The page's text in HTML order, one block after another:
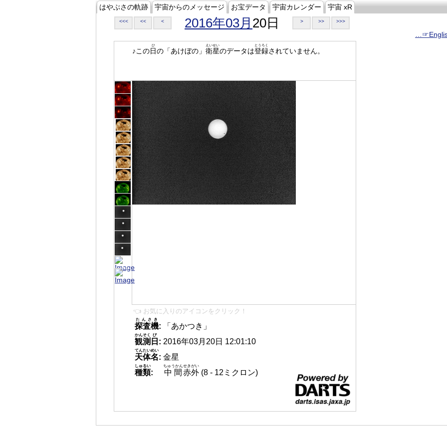
はやぶさの軌跡 宇宙からのメッセージ お宝データ 宇宙カレンダー 宇宙 xR
<<< << < 2016年03月 20日 > >> >>>
♪この日
ひ
の「あけぼの」 衛星
えいせい
のデータは登録
とうろく
されていません。
👈 お気に入りのアイコンをクリック！
探査機
たんさき
:
「あかつき」
観測
かんそく
日
び
: 2016年03月20日 12:01:10
天体名
てんたいめい
: 金星
種類
しゅるい
: 中間
ちゅうかん
赤外
せきがい
(8 - 12ミクロン)